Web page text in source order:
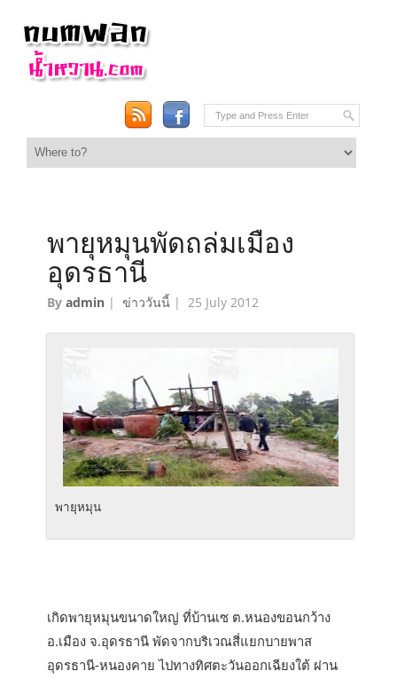
พายุหมุนพัดถล่มเมือง
อุดรธานี
Byadmin |ข่าววันนี้ |25 July 2012
พายุหมุน
เกิดพายุหมุนขนาดใหญ่ ที่บ้านเซ ต.หนองขอนกว้าง
อ.เมือง จ.อุดรธานี พัดจากบริเวณสี่แยกบายพาส
อุดรธานี-หนองคาย ไปทางทิศตะวันออกเฉียงใต้ ผ่าน